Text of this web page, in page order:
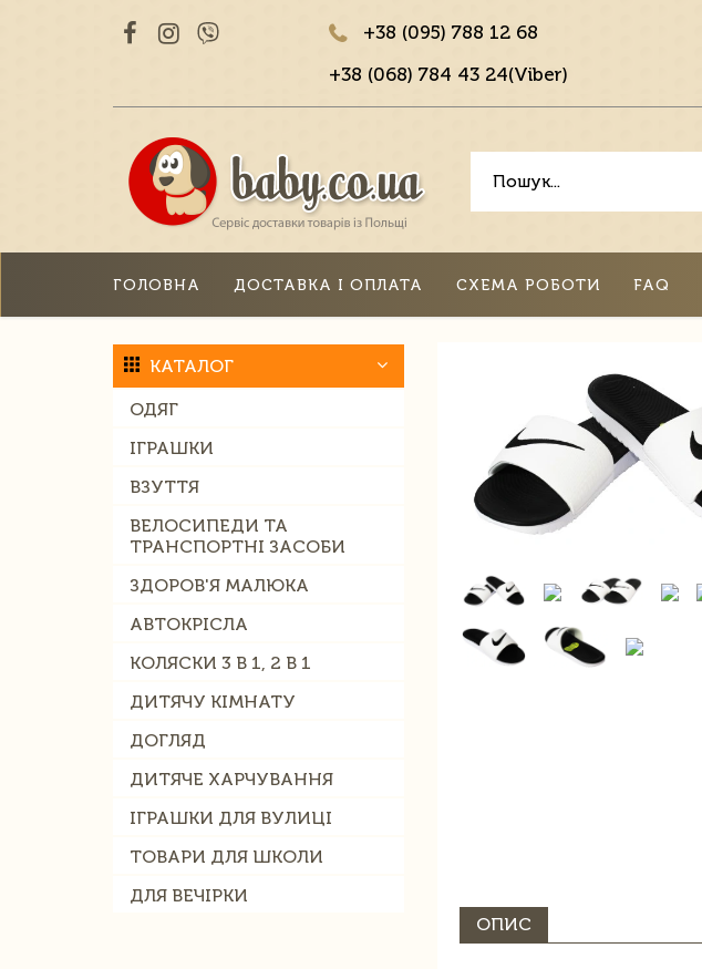
+38 (095) 788 12 68
+38 (068) 784 43 24(Viber)
ГОЛОВНА ДОСТАВКА І ОПЛАТА СХЕМА РОБОТИ FAQ
КАТАЛОГ
ОДЯГ
ІГРАШКИ
ВЗУТТЯ
ВЕЛОСИПЕДИ ТА
ТРАНСПОРТНІ ЗАСОБИ
ЗДОРОВ'Я МАЛЮКА
АВТОКРІСЛА
КОЛЯСКИ 3 В 1, 2 В 1
ДИТЯЧУ КІМНАТУ
ДОГЛЯД
ДИТЯЧЕ ХАРЧУВАННЯ
ІГРАШКИ ДЛЯ ВУЛИЦІ
ТОВАРИ ДЛЯ ШКОЛИ
ДЛЯ ВЕЧІРКИ
ОПИС